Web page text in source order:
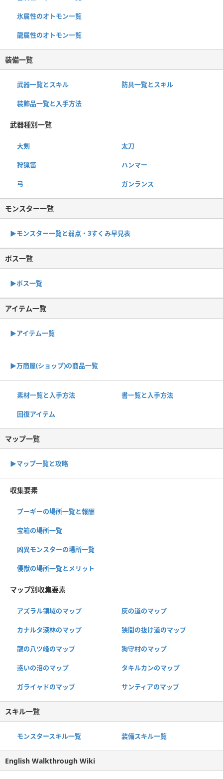
氷属性のオトモン一覧
龍属性のオトモン一覧
装備一覧
武器一覧とスキル 防具一覧とスキル
装飾品一覧と入手方法
武器種別一覧
大剣 太刀
狩猟笛 ハンマー
弓 ガンランス
モンスター一覧
▶︎モンスター一覧と弱点・3すくみ早見表
ボス一覧
▶︎ボス一覧
アイテム一覧
▶アイテム一覧
▶︎万商屋(ショップ)の商品一覧
素材一覧と入手方法 書一覧と入手方法
回復アイテム
マップ一覧
▶︎マップ一覧と攻略
収集要素
プーギーの場所一覧と報酬
宝箱の場所一覧
凶異モンスターの場所一覧
侵獣の場所一覧とメリット
マップ別収集要素
アズラル領域のマップ 灰の道のマップ
カナルタ深林のマップ 狭間の抜け道のマップ
龍の八ツ峰のマップ 狗守村のマップ
惑いの沼のマップ タキルカンのマップ
ガライャドのマップ サンティアのマップ
スキル一覧
モンスタースキル一覧 装備スキル一覧
English Walkthrough Wiki